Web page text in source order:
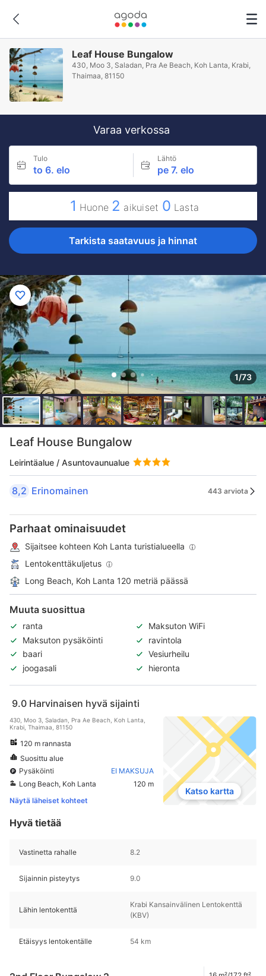
Leaf House Bungalow
430, Moo 3, Saladan, Pra Ae Beach, Koh Lanta, Krabi,
Thaimaa, 81150
Varaa verkossa
Tulo
to 6. elo
Lähtö
pe 7. elo
1 Huone 2 aikuiset 0 Lasta
Tarkista saatavuus ja hinnat
1/73
Leaf House Bungalow
Leirintäalue / Asuntovaunualue
8,2 Erinomainen 443 arviota
Parhaat ominaisuudet
Sijaitsee kohteen Koh Lanta turistialueella
Lentokenttäkuljetus
Long Beach, Koh Lanta 120 metriä päässä
Muuta suosittua
ranta
Maksuton WiFi
Maksuton pysäköinti
ravintola
baari
Vesiurheilu
joogasali
hieronta
9.0 Harvinaisen hyvä sijainti
430, Moo 3, Saladan, Pra Ae Beach, Koh Lanta,
Krabi, Thaimaa, 81150
120 m rannasta
Suosittu alue
Pysäköinti
EI MAKSUJA
Long Beach, Koh Lanta
120 m
Näytä läheiset kohteet
Katso kartta
Hyvä tietää
Vastinetta rahalle 8.2
Sijainnin pisteytys 9.0
Lähin lentokenttä
Krabi Kansainvälinen Lentokenttä
(KBV)
Etäisyys lentokentälle 54 km